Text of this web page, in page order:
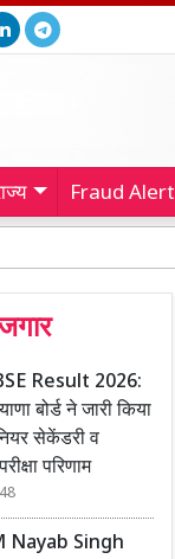
Fraud Alert
Result 2026:
बोर्ड ने जारी किया
सेकेंडरी व
परिणाम
Nayab Singh